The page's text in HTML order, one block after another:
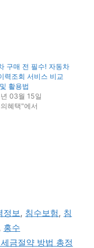
구매 전 필수! 자동차
력조회 서비스 비교
활용법
03월 15일
혜택"에서
정보, 침수보험, 침
홍수
금절약 방법 총정